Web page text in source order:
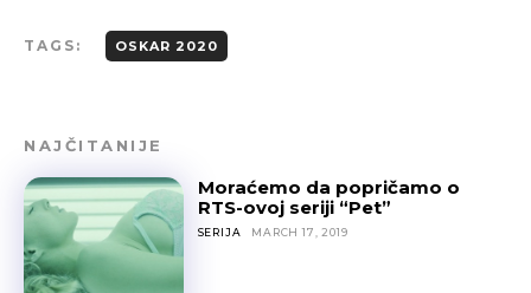
TAGS: OSKAR 2020
NAJČITANIJE
Moraćemo da popričamo o
RTS-ovoj seriji “Pet”
SERIJA MARCH 17, 2019